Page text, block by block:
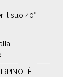
il suo 40°
È